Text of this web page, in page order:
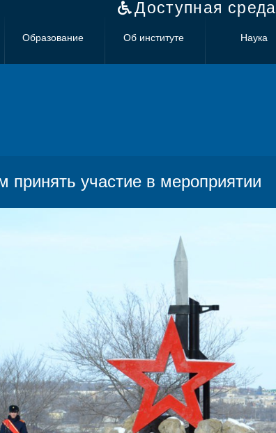
Доступная среда
Образование Об институте Наука
принять участие в мероприятии